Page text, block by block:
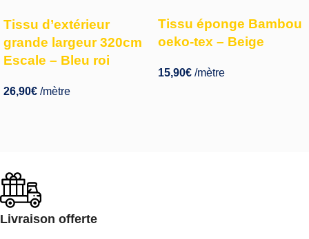
Tissu d’extérieur
grande largeur 320cm
Escale – Bleu roi
26,90€ /mètre
Tissu éponge Bambou
oeko-tex – Beige
15,90€ /mètre
Livraison offerte